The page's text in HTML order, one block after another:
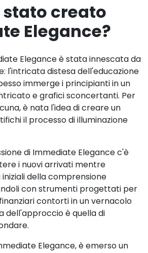
stato creato
Elegance?
Elegance è stata innescata da
l'intricata distesa dell'educazione
immerge i principianti in un
e grafici sconcertanti. Per
è nata l'idea di creare un
il processo di illuminazione
di Immediate Elegance c'è
i nuovi arrivati mentre
della comprensione
con strumenti progettati per
contorti in un vernacolo
dell'approccio è quella di
Elegance, è emerso un